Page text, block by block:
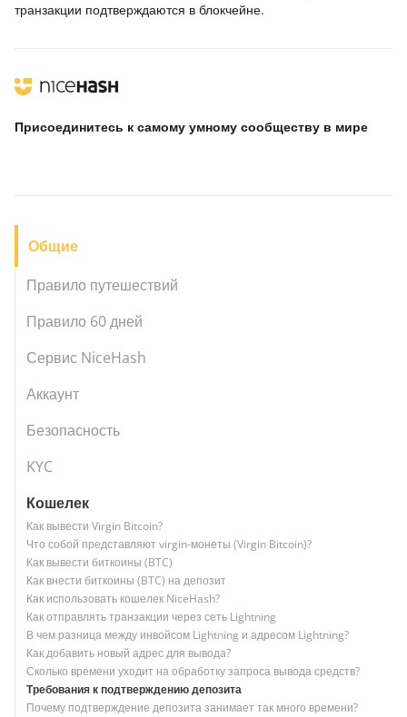
транзакции подтверждаются в блокчейне.
Присоединитесь к самому умному сообществу в мире
Общие
Правило путешествий
Правило 60 дней
Сервис NiceHash
Аккаунт
Безопасность
KYC
Кошелек
Как вывести Virgin Bitcoin?
Что собой представляют virgin-монеты (Virgin Bitcoin)?
Как вывести биткоины (BTC)
Как внести биткоины (BTC) на депозит
Как использовать кошелек NiceHash?
Как отправлять транзакции через сеть Lightning
В чем разница между инвойсом Lightning и адресом Lightning?
Как добавить новый адрес для вывода?
Сколько времени уходит на обработку запроса вывода средств?
Требования к подтверждению депозита
Почему подтверждение депозита занимает так много времени?